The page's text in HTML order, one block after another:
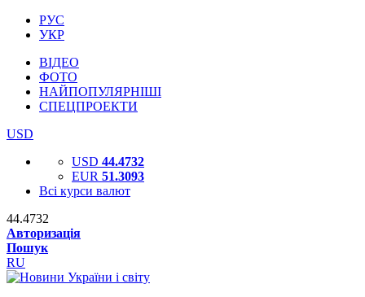
РУС
УКР
ВІДЕО
ФОТО
НАЙПОПУЛЯРНІШІ
СПЕЦПРОЕКТИ
USD
USD 44.4732
EUR 51.3093
Всі курси валют
44.4732
Авторизація
Пошук
RU